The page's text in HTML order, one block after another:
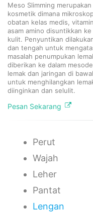
Meso Slimming
kosmetik dimana
obatan kelas medis,
asam amino disuntikkan ke
kulit. Penyuntikan
dan tengah untuk
masalah penumpukan
diberikan ke dalam
lemak dan jaringan di
untuk menghilangkan
diinginkan dan selulit.
Pesan Sekarang
Perut
Wajah
Leher
Pantat
Lengan